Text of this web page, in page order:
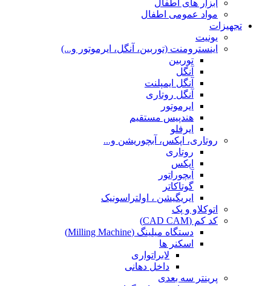
ابزار های اطفال
مواد عمومی اطفال
تجهیزات
یونیت
اینسترومنت (توربین، آنگل، ایرموتور و...)
توربین
آنگل
آنگل ایمپلنت
آنگل روتاری
ایرموتور
هندپیس مستقیم
ایرفلو
روتاری، اپکس، آبچوریشن و...
روتاری
اپکس
آبچوراتور
گوتاکاتر
ایریگیشن ، اولتراسونیک
اتوکلاو و پک
کد کم (CAD CAM)
دستگاه میلینگ (Milling Machine)
اسکنر ها
لابراتواری
داخل دهانی
پرینتر سه بعدی